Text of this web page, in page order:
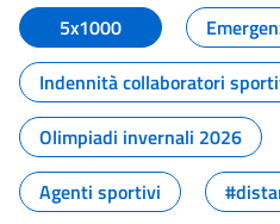
5x1000
Indennità collaboratori
Olimpiadi invernali 2026
Agenti sportivi